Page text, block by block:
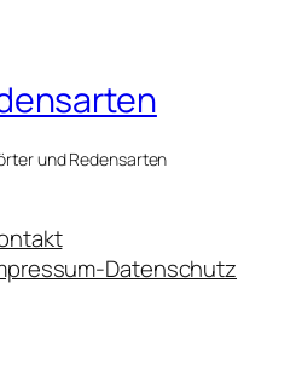
und Redensarten
Datenschutz